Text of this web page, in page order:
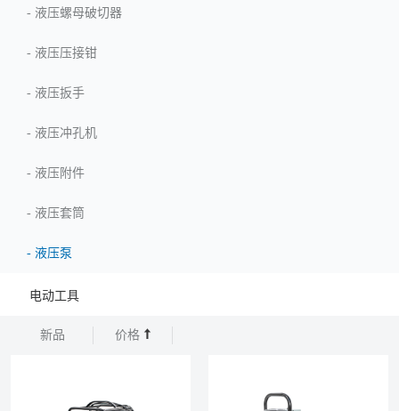
- 液压螺母破切器
- 液压压接钳
- 液压扳手
- 液压冲孔机
- 液压附件
- 液压套筒
- 液压泵
电动工具
新品 价格